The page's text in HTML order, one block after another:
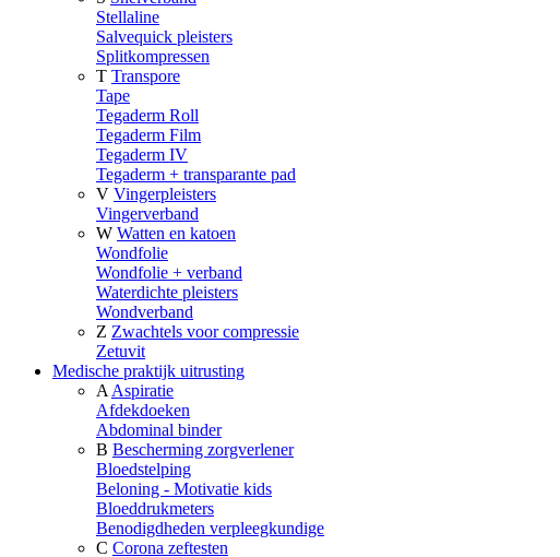
Stellaline
Salvequick pleisters
Splitkompressen
T Transpore
Tape
Tegaderm Roll
Tegaderm Film
Tegaderm IV
Tegaderm + transparante pad
V Vingerpleisters
Vingerverband
W Watten en katoen
Wondfolie
Wondfolie + verband
Waterdichte pleisters
Wondverband
Z Zwachtels voor compressie
Zetuvit
Medische praktijk uitrusting
A Aspiratie
Afdekdoeken
Abdominal binder
B Bescherming zorgverlener
Bloedstelping
Beloning - Motivatie kids
Bloeddrukmeters
Benodigdheden verpleegkundige
C Corona zeftesten